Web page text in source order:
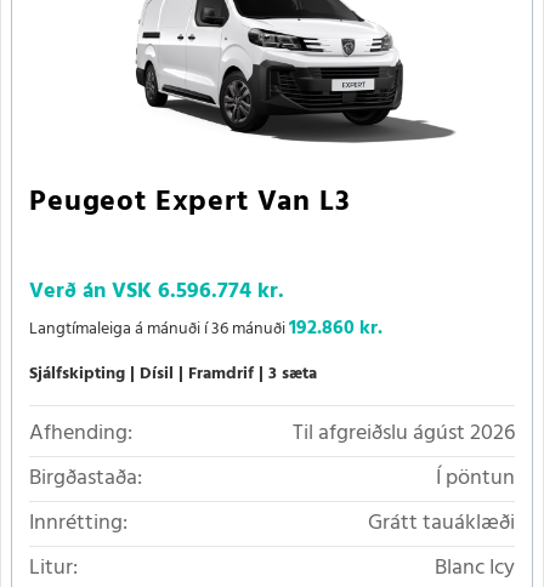
Peugeot Expert Van L3
Verð án VSK6.596.774 kr.
Langtímaleiga á mánuði í 36 mánuði192.860 kr.
Sjálfskipting Dísil Framdrif 3 sæta
Afhending:
Til afgreiðslu ágúst 2026
Birgðastaða:
Í pöntun
Innrétting:
Grátt tauáklæði
Litur:
Blanc Icy